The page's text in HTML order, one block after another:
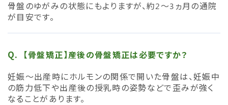
骨盤のゆがみの状態にもよりますが、約2～3ヵ月の通院
が目安です。
【骨盤矯正】産後の骨盤矯正は必要ですか？
妊娠～出産時にホルモンの関係で開いた骨盤は、妊娠中
の筋力低下や出産後の授乳時の姿勢などで歪みが強く
なることがあります。